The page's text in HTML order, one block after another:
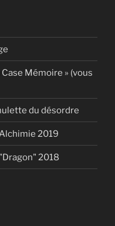
Mémoire » (vous
du désordre
2019
2018